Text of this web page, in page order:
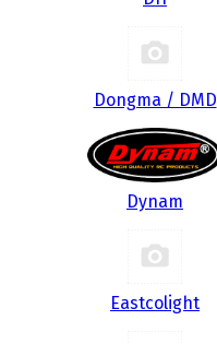
Dongma / DMD
Dynam
Eastcolight